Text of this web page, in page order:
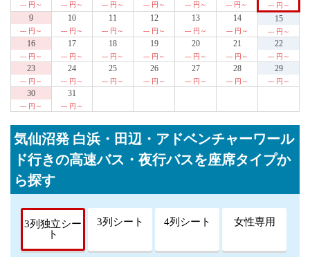
--- 円～ --- 円～ --- 円～ --- 円～ --- 円～ --- 円～ --- 円～
9
--- 円～
10
--- 円～
11
--- 円～
12
--- 円～
13
--- 円～
14
--- 円～
15
--- 円～
16
--- 円～
17
--- 円～
18
--- 円～
19
--- 円～
20
--- 円～
21
--- 円～
22
--- 円～
23
--- 円～
24
--- 円～
25
--- 円～
26
--- 円～
27
--- 円～
28
--- 円～
29
--- 円～
30
--- 円～
31
--- 円～
気仙沼発 白浜・田辺・アドベンチャーワール
ド行きの高速バス・夜行バスを座席タイプか
ら探す
3列独立シー
ト
3列シート 4列シート 女性専用